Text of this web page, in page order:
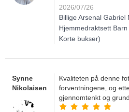
2026/07/26
Billige Arsenal Gabriel
Hjemmedraktsett
Korte bukser)
Synne
Nikolaisen
Kvaliteten på denne
forventningene, og
gjennomtenkt og